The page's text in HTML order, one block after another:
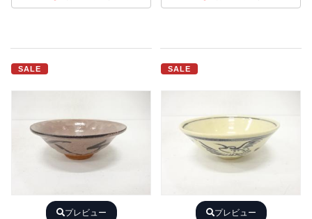
SALE
プレビュー
SALE
プレビュー